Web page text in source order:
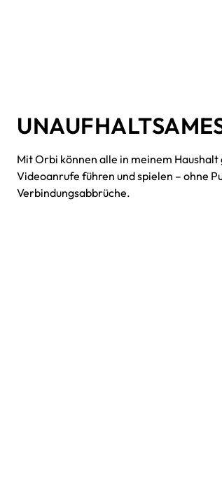
Mit Orbi können alle in meinem
Videoanrufe führen und spielen – ohne
Verbindungsabbrüche.